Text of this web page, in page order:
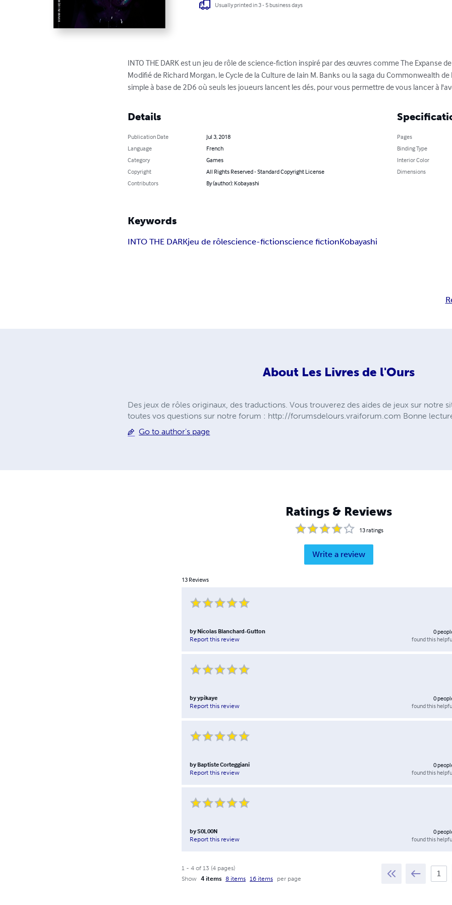
Usually printed in 3 - 5 business days
INTO THE DARK est un jeu de rôle de science-fiction inspiré par des œuvres comme The Expanse de
Modifié de Richard Morgan, le Cycle de la Culture de Iain M. Banks ou la saga du Commonwealth
simple à base de 2D6 où seuls les joueurs lancent les dés, pour vous permettre de vous lancer à
Details
Publication Date
Jul 3, 2018
Language
French
Category
Games
Copyright
All Rights Reserved - Standard Copyright License
Contributors
By (author): Kobayashi
Pages
Binding Type
Interior Color
Dimensions
Keywords
INTO THE DARKjeu de rôlescience-fictionscience fictionKobayashi
About Les Livres de l'Ours
Des jeux de rôles originaux, des traductions. Vous trouverez des aides de jeux sur notre
toutes vos questions sur notre forum : http://forumsdelours.vraiforum.com Bonne
Go to author's page
Ratings & Reviews
13ratings
Write a review
13 Reviews
by Nicolas Blanchard-Gutton
Report this review
0
found this
byypikaye
Report this review
0
found this
by Baptiste Corteggiani
Report this review
0
found this
byS0L00N
Report this review
0
found this
1 - 4 of 13 (4 pages)
Show 4 items 8 items 16 items per page